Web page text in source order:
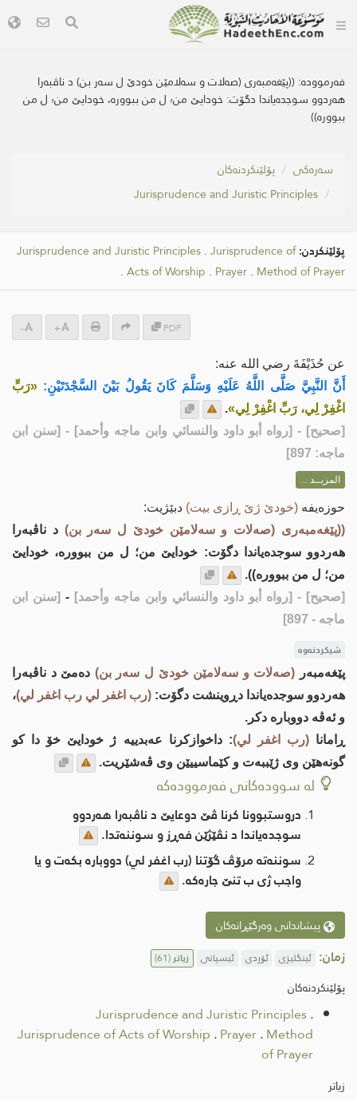
فەرموودە: ((پێغه‌مبه‌ری (صه‌لات و سه‌لامێن خودێ ل سه‌ر بن) د ناڤبه‌را
هه‌ردوو سوجده‌یاندا دگۆت: خودایێ من؛ ل من ببووره‌، خودایێ من؛ ل من
ببووره‌))
سه‌ره‌كی
پۆلێنکردنەکان
Jurisprudence and Juristic Principles
پۆلێنکردن: Jurisprudence and Juristic Principles . Jurisprudence of
Acts of Worship . Prayer . Method of Prayer
.
PDF
+
-
عن حُذَيْفَةَ رضي الله عنه:
أَنَّ النَّبِيَّ صَلَّى اللَّهُ عَلَيْهِ وَسَلَّمَ كَانَ يَقُولُ بَيْنَ السَّجْدَتَيْنِ: «رَبِّ
اغْفِرْ لِي، رَبِّ اغْفِرْ لِي».
[صحيح] - [رواه أبو داود والنسائي وابن ماجه وأحمد] - [سنن ابن
ماجه: 897]
المزيــد ...
حوزه‌یفه‌ (خودێ ژێ ڕازی بیت) دبێژیت:
((پێغه‌مبه‌ری (صه‌لات و سه‌لامێن خودێ ل سه‌ر بن) د ناڤبه‌را
هه‌ردوو سوجده‌یاندا دگۆت: خودایێ من؛ ل من ببووره‌، خودایێ
من؛ ل من ببووره‌)).
[صحيح] - [رواه أبو داود والنسائي وابن ماجه وأحمد] - [سنن ابن
ماجه - 897]
شیکردنەوە
پێغه‌مبه‌ر (صه‌لات و سه‌لامێن خودێ ل سه‌ر بن) ده‌مێ د ناڤبه‌را
هه‌ردوو سوجده‌یاندا دڕوینشت دگۆت: (رب اغفر لي رب اغفر لي)،
و ئه‌ڤه‌ دووباره‌ دكر.
ڕامانا(رب اغفر لي): داخوازكرنا عه‌بدییه‌ ژ خودایێ خۆ دا كو
گونه‌هێن وی ژێببه‌ت و كێماسییێن وی ڤه‌شێریت.
لە سوودەکانی فەرموودەکە
دروستبوونا كرنا ڤێ دوعایێ د ناڤبه‌را هه‌ردوو
سوجده‌یاندا د نڤێژێن فه‌ڕز و سوننه‌تدا.
سوننه‌ته‌ مرۆڤ گۆتنا (رب اغفر لي) دووباره‌ بكه‌ت و یا
واجب ژی ب تنێ جاره‌كه‌.
پیشاندانی وەرگێڕانەکان
زمان: ئینگلیزی ئۆردی ئیسپانی زیاتر(61)
پۆلێنکردنەکان
Jurisprudence and Juristic Principles.
Jurisprudence of Acts of Worship .Prayer.Method
of Prayer
زیاتر